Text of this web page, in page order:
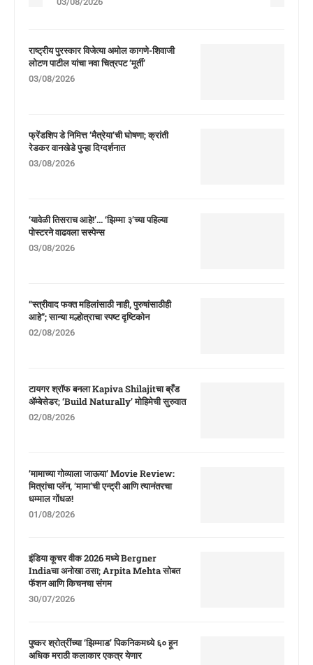
राष्ट्रीय पुरस्कार विजेत्या अमोल कागणे-शिवाजी
लोटण पाटील यांचा नवा चित्रपट ‘मूर्ती’
03/08/2026
फ्रेंडशिप डे निमित्त ‘मैत्रेया’ची घोषणा; क्रांती
रेडकर वानखेडे पुन्हा दिग्दर्शनात
03/08/2026
‘यावेळी तिसराच आहे!’… ‘झिम्मा ३’च्या पहिल्या
पोस्टरने वाढवला सस्पेन्स
03/08/2026
“स्त्रीवाद फक्त महिलांसाठी नाही, पुरुषांसाठीही
आहे”; सान्या मल्होत्राचा स्पष्ट दृष्टिकोन
02/08/2026
टायगर श्रॉफ बनला Kapiva Shilajitचा ब्रँड
ॲम्बेसेडर; ‘Build Naturally’ मोहिमेची सुरुवात
02/08/2026
‘मामाच्या गोव्याला जाऊया’ Movie Review:
मित्रांचा प्लॅन, ‘मामा’ची एन्ट्री आणि त्यानंतरचा
धम्माल गोंधळ!
01/08/2026
इंडिया कूचर वीक 2026 मध्ये Bergner
Indiaचा अनोखा ठसा; Arpita Mehta सोबत
फॅशन आणि किचनचा संगम
30/07/2026
पुष्कर श्रोत्रींच्या ‘झिम्माड’ पिकनिकमध्ये ६० हून
अधिक मराठी कलाकार एकत्र येणार